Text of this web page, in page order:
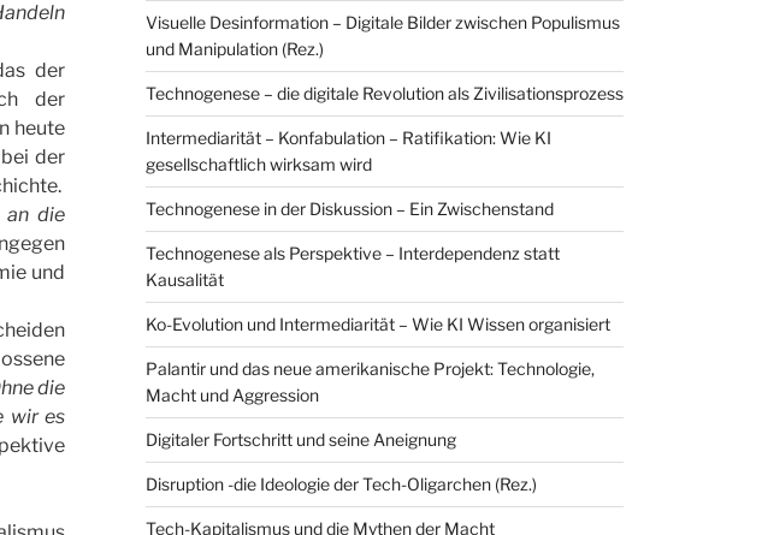
der
der
heute
der
an die
und
die
wir es
Visuelle Desinformation – Digitale Bilder zwischen Populismus
und Manipulation (Rez.)
Technogenese – die digitale Revolution als Zivilisationsprozess
Intermediarität – Konfabulation – Ratifikation: Wie KI
gesellschaftlich wirksam wird
Technogenese in der Diskussion – Ein Zwischenstand
Technogenese als Perspektive – Interdependenz statt
Kausalität
Ko-Evolution und Intermediarität – Wie KI Wissen organisiert
Palantir und das neue amerikanische Projekt: Technologie,
Macht und Aggression
Digitaler Fortschritt und seine Aneignung
Disruption -die Ideologie der Tech-Oligarchen (Rez.)
Tech-Kapitalismus und die Mythen der Macht